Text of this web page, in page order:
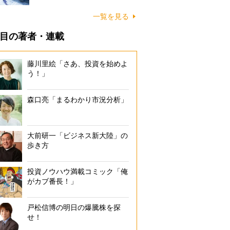
一覧を見る
の著者・連載
藤川里絵「さあ、投資を始めよ
う！」
森口亮「まるわかり市況分析」
大前研一「ビジネス新大陸」の
歩き方
投資ノウハウ満載コミック「俺
がカブ番長！」
戸松信博の明日の爆騰株を探
せ！